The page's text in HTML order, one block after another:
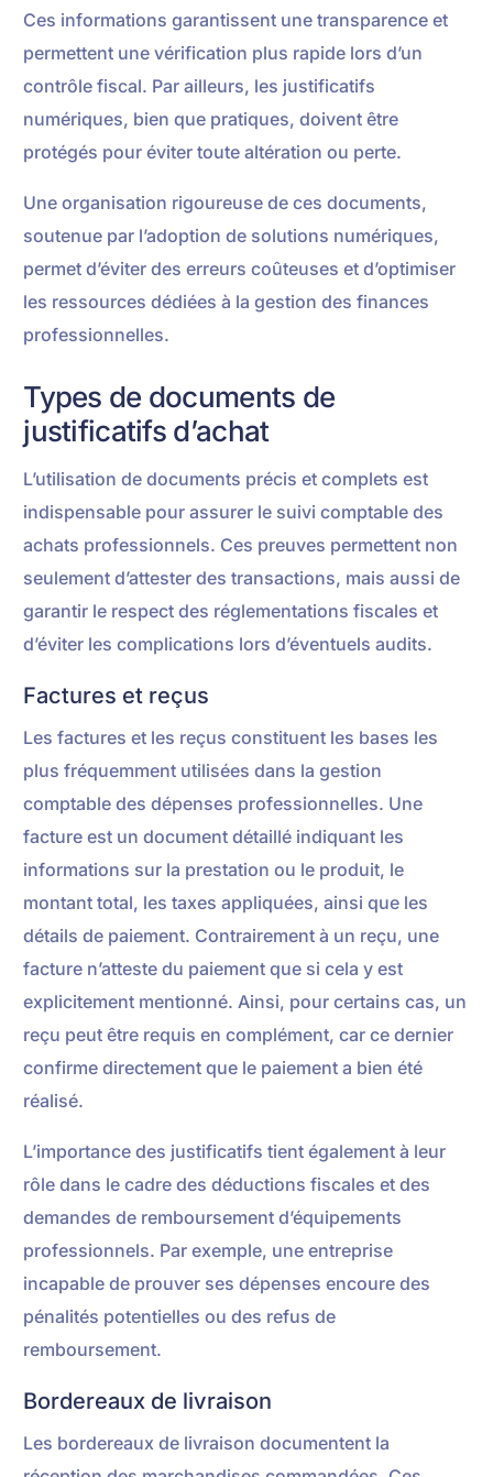
Ces informations garantissent une transparence et
permettent une vérification plus rapide lors d’un
contrôle fiscal. Par ailleurs, les justificatifs
numériques, bien que pratiques, doivent être
protégés pour éviter toute altération ou perte.
Une organisation rigoureuse de ces documents,
soutenue par l’adoption de solutions numériques,
permet d’éviter des erreurs coûteuses et d’optimiser
les ressources dédiées à la gestion des finances
professionnelles.
Types de documents de
justificatifs d’achat
L’utilisation de documents précis et complets est
indispensable pour assurer le suivi comptable des
achats professionnels. Ces preuves permettent non
seulement d’attester des transactions, mais aussi de
garantir le respect des réglementations fiscales et
d’éviter les complications lors d’éventuels audits.
Factures et reçus
Les factures et les reçus constituent les bases les
plus fréquemment utilisées dans la gestion
comptable des dépenses professionnelles. Une
facture est un document détaillé indiquant les
informations sur la prestation ou le produit, le
montant total, les taxes appliquées, ainsi que les
détails de paiement. Contrairement à un reçu, une
facture n’atteste du paiement que si cela y est
explicitement mentionné. Ainsi, pour certains cas, un
reçu peut être requis en complément, car ce dernier
confirme directement que le paiement a bien été
réalisé.
L’importance des justificatifs tient également à leur
rôle dans le cadre des déductions fiscales et des
demandes de remboursement d’équipements
professionnels. Par exemple, une entreprise
incapable de prouver ses dépenses encoure des
pénalités potentielles ou des refus de
remboursement.
Bordereaux de livraison
Les bordereaux de livraison documentent la